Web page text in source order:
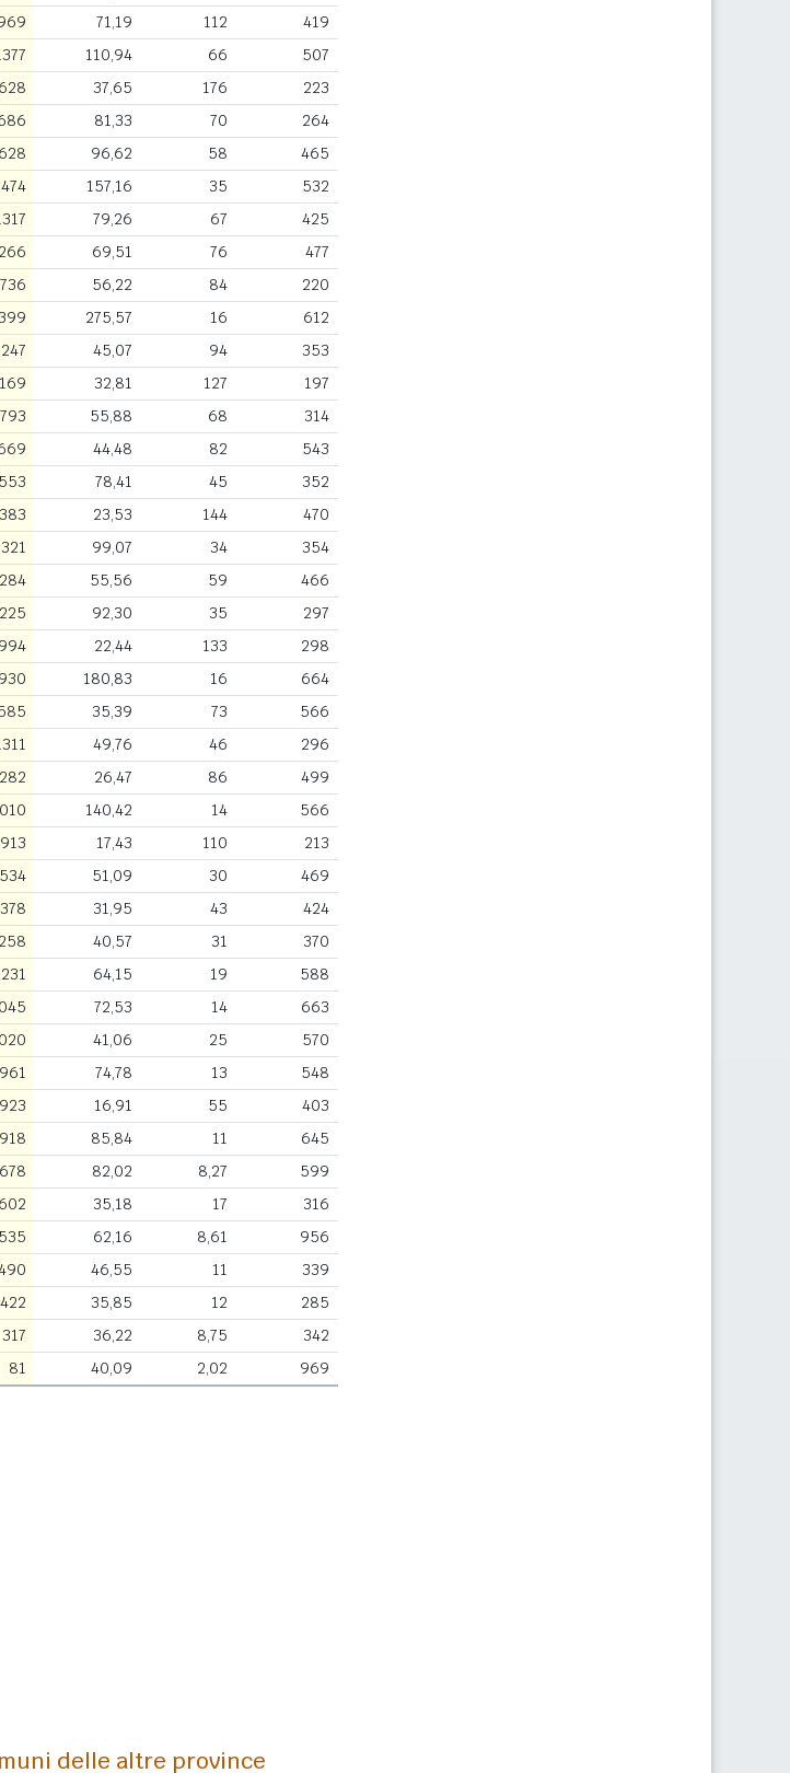
71,19 112 419
110,94 66 507
37,65 176 223
81,33 70 264
96,62 58 465
157,16 35 532
79,26 67 425
69,51 76 477
56,22 84 220
275,57 16 612
45,07 94 353
32,81 127 197
55,88 68 314
44,48 82 543
78,41 45 352
23,53 144 470
99,07 34 354
55,56 59 466
92,30 35 297
22,44 133 298
180,83 16 664
35,39 73 566
49,76 46 296
26,47 86 499
140,42 14 566
17,43 110 213
51,09 30 469
31,95 43 424
40,57 31 370
64,15 19 588
72,53 14 663
41,06 25 570
961 74,78 13 548
923 16,91 55 403
918 85,84 11 645
678 82,02 8,27 599
602 35,18 17 316
535 62,16 8,61 956
46,55 11 339
422 35,85 12 285
317 36,22 8,75 342
81 40,09 2,02 969
delle altre province